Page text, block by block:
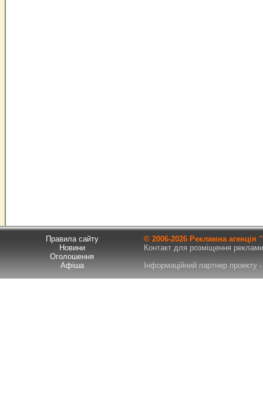
Правила сайту
Новини
Оголошення
Афіша
© 2006-2026 Рекламна
Контакт для розміщення
Інформаційний партнер проекту